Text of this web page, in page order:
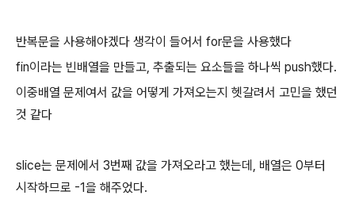
반복문을 사용해야겠다 생각이 들어서 for문을 사용했다
fin이라는 빈배열을 만들고, 추출되는 요소들을 하나씩 push했다.
이중배열 문제여서 값을 어떻게 가져오는지 헷갈려서 고민을 했던
것 같다
slice는 문제에서 3번째 값을 가져오라고 했는데, 배열은 0부터
시작하므로 -1을 해주었다.